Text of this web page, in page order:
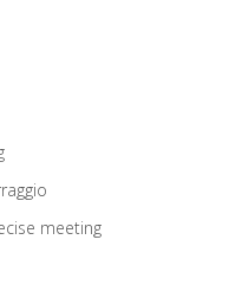
meeting